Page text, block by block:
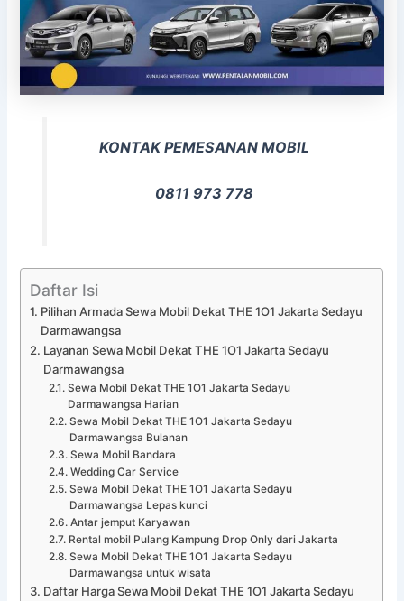
KONTAK PEMESANAN MOBIL
0811 973 778
Daftar Isi
Pilihan Armada Sewa Mobil Dekat THE 1O1 Jakarta Sedayu
Darmawangsa
Layanan Sewa Mobil Dekat THE 1O1 Jakarta Sedayu
Darmawangsa
Sewa Mobil Dekat THE 1O1 Jakarta Sedayu
Darmawangsa Harian
Sewa Mobil Dekat THE 1O1 Jakarta Sedayu
Darmawangsa Bulanan
Sewa Mobil Bandara
Wedding Car Service
Sewa Mobil Dekat THE 1O1 Jakarta Sedayu
Darmawangsa Lepas kunci
Antar jemput Karyawan
Rental mobil Pulang Kampung Drop Only dari Jakarta
Sewa Mobil Dekat THE 1O1 Jakarta Sedayu
Darmawangsa untuk wisata
Daftar Harga Sewa Mobil Dekat THE 1O1 Jakarta Sedayu